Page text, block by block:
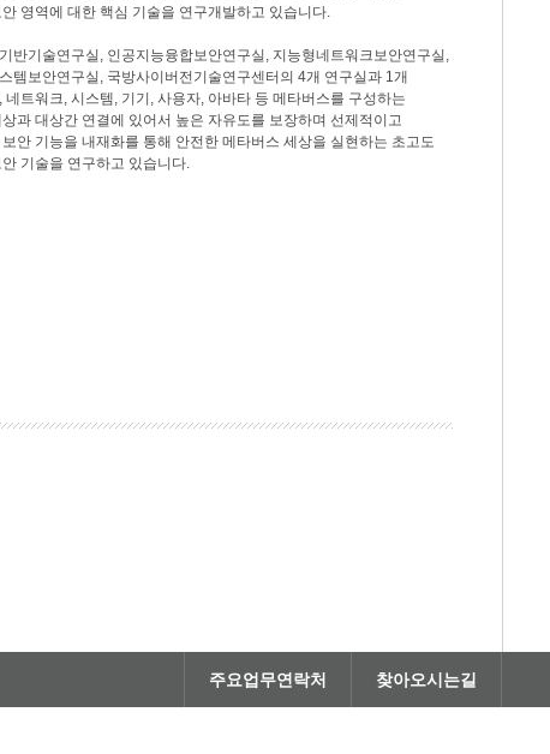
영역에 대한 핵심 기술을 연구개발하고 있습니다.
반기술연구실, 인공지능융합보안연구실, 지능형네트워크보안연구실,
템보안연구실, 국방사이버전기술연구센터의 4개 연구실과 1개
네트워크, 시스템, 기기, 사용자, 아바타 등 메타버스를 구성하는
과 대상간 연결에 있어서 높은 자유도를 보장하며 선제적이고
안 기능을 내재화를 통해 안전한 메타버스 세상을 실현하는 초고도
기술을 연구하고 있습니다.
주요업무연락처 찾아오시는길